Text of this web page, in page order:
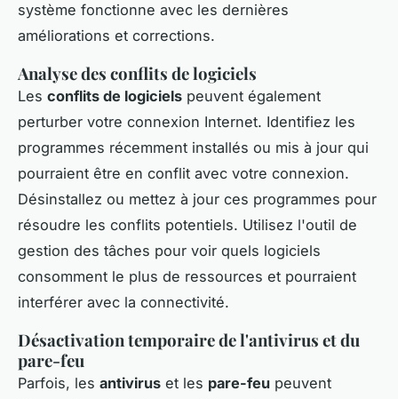
système fonctionne avec les dernières
améliorations et corrections.
Analyse des conflits de logiciels
Les conflits de logiciels peuvent également
perturber votre connexion Internet. Identifiez les
programmes récemment installés ou mis à jour qui
pourraient être en conflit avec votre connexion.
Désinstallez ou mettez à jour ces programmes pour
résoudre les conflits potentiels. Utilisez l'outil de
gestion des tâches pour voir quels logiciels
consomment le plus de ressources et pourraient
interférer avec la connectivité.
Désactivation temporaire de l'antivirus et du
pare-feu
Parfois, les antivirus et les pare-feu peuvent